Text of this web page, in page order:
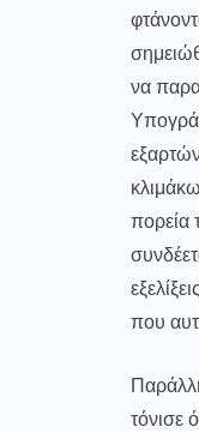
να
πορεία
που
τόνισε